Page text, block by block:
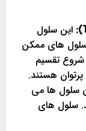
این سلول
سلول های ممکن
شروع تقسیم
هستند.
سلول ها می
سلول های